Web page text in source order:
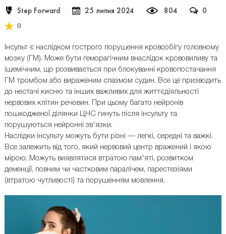
Step Forward
25 липня 2024 804 0
0
Інсульт є наслідком гострого порушення кровообігу головному
мозку (ГМ). Може бути геморагічним внаслідок крововиливу та
ішемічним, що розвивається при блокуванні кровопостачання
ГМ тромбом або вираженим спазмом судин. Все це призводить
до нестачі кисню та інших важливих для життєдіяльності
нервових клітин речовин. При цьому багато нейронів
пошкодженої ділянки ЦНС гинуть після інсульту та
порушуються нейронні зв'язки.
Наслідки інсульту можуть бути різні — легкі, середні та важкі.
Все залежить від того, який нервовий центр вражений і якою
мірою. Можуть виявлятися втратою пам'яті, розвитком
деменції, повним чи частковим паралічем, парестезіями
(втратою чутливості) та порушенням мовлення.